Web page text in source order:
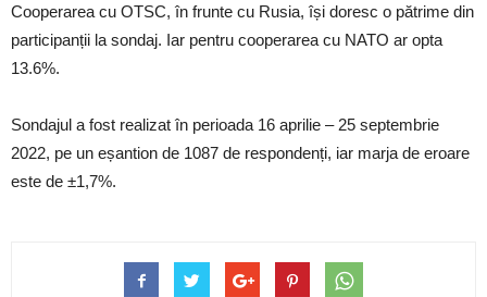
Cooperarea cu OTSC, în frunte cu Rusia, își doresc o pătrime din
participanții la sondaj. Iar pentru cooperarea cu NATO ar opta
13.6%.
Sondajul a fost realizat în perioada 16 aprilie – 25 septembrie
2022, pe un eșantion de 1087 de respondenți, iar marja de eroare
este de ±1,7%.